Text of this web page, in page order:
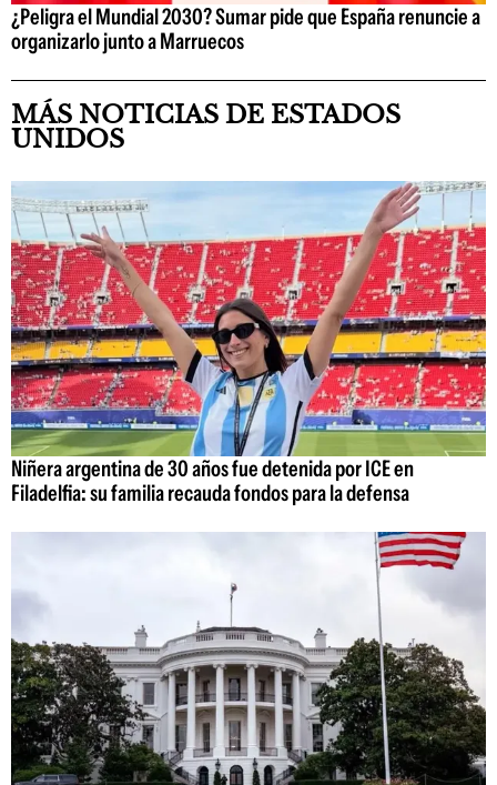
¿Peligra el Mundial 2030? Sumar pide que España renuncie a
organizarlo junto a Marruecos
MÁS NOTICIAS DE ESTADOS
UNIDOS
Niñera argentina de 30 años fue detenida por ICE en
Filadelfia: su familia recauda fondos para la defensa